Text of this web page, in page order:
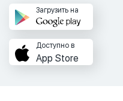
Загрузить на
Доступно в
App Store